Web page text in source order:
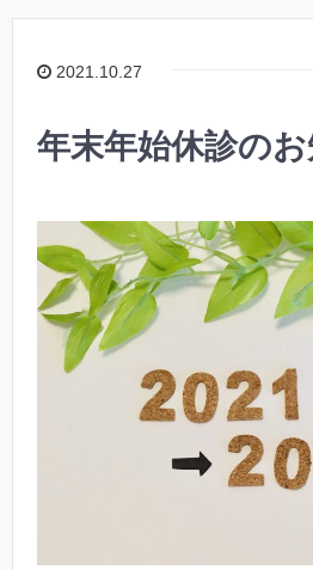
2021.10.27
年末年始休診の